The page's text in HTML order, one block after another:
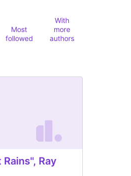
Most
followed
With
more
authors
Ray